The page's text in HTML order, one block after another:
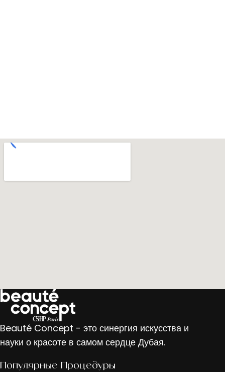
Beauté Concept - это синергия искусства и
науки о красоте в самом сердце Дубая.
Популярные Процедуры